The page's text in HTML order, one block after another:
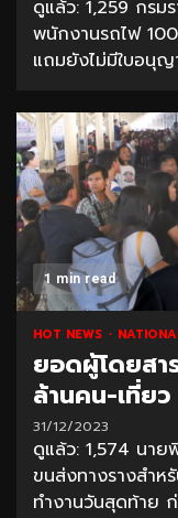
ดูแล้ว: 1,259 กรม
พนักงานรถไฟ
แถมยังไม่มีใบอนุญ
1 min read
HOT NEWS
ยอดผู้โดยสา
ล้านคน-เที่ย
31/12/2023
ดูแล้ว: 1,574 นา
ขนส่งทางรางสำห
ทำงานวันสุดท้าย